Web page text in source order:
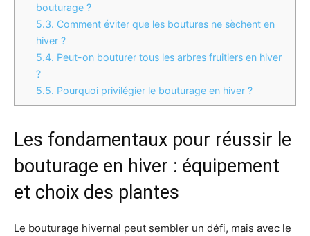
bouturage ?
5.3. Comment éviter que les boutures ne sèchent en
hiver ?
5.4. Peut-on bouturer tous les arbres fruitiers en hiver
?
5.5. Pourquoi privilégier le bouturage en hiver ?
Les fondamentaux pour réussir le
bouturage en hiver : équipement
et choix des plantes
Le bouturage hivernal peut sembler un défi, mais avec le